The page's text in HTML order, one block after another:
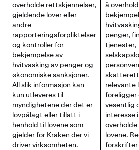
overholde rettskjennelser,
gjeldende lover eller
andre
rapporteringsforpliktelser
og kontroller for
bekjempelse av
hvitvasking av penger og
økonomiske sanksjoner.
All slik informasjon kan
kun utleveres til
myndighetene der det er
lovpålagt eller tillatt i
henhold til lovene som
gjelder for Kraken der vi
driver virksomheten.
å
penger,
tjenester,
relevante
foreligger
vesentlig
interesse
lovene.